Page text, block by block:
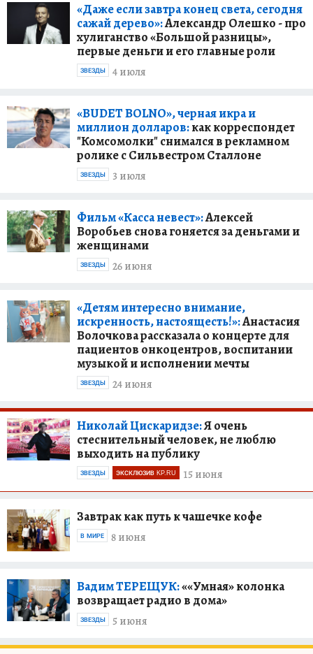
«Даже если завтра конец света, сегодня
сажай дерево»:Александр Олешко - про
хулиганство «Большой разницы»,
первые деньги и его главные роли
4 июля
ЗВЕЗДЫ
«BUDET BOLNO», черная икра и
миллион долларов:как корреспондет
"Комсомолки" снимался в рекламном
ролике с Сильвестром Сталлоне
3 июля
ЗВЕЗДЫ
Фильм «Касса невест»:Алексей
Воробьев снова гоняется за деньгами и
женщинами
26 июня
ЗВЕЗДЫ
«Детям интересно внимание,
искренность, настоящесть!»:Анастасия
Волочкова рассказала о концерте для
пациентов онкоцентров, воспитании
музыкой и исполнении мечты
24 июня
ЗВЕЗДЫ
Николай Цискаридзе:Я очень
стеснительный человек, не люблю
выходить на публику
15 июня
ЗВЕЗДЫ ЭКСКЛЮЗИВ KP.RU
Завтрак как путь к чашечке кофе
8 июня
В МИРЕ
Вадим ТЕРЕЩУК:««Умная» колонка
возвращает радио в дома»
5 июня
ЗВЕЗДЫ